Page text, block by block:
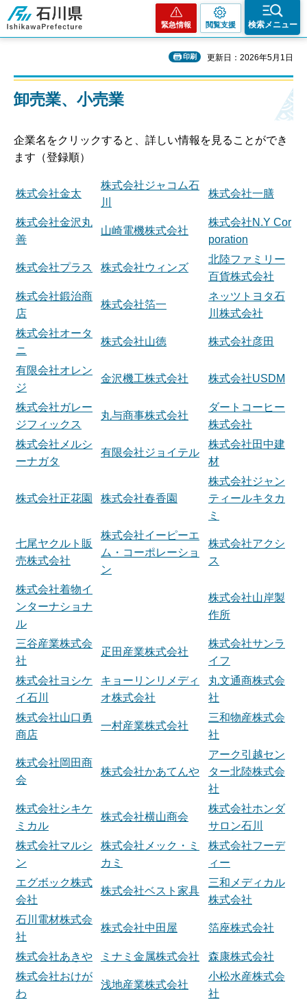
石川県
緊急情報 閲覧支援 検索メニュー
印刷 更新日：2026年5月1日
卸売業、小売業
企業名をクリックすると、詳しい情報を見ることができ
ます（登録順）
株式会社金太
株式会社ジャコム石
川
株式会社一膳
株式会社金沢丸
善
山崎電機株式会社
株式会社N.Y Cor
poration
株式会社プラス 株式会社ウィンズ
北陸ファミリー
百貨株式会社
株式会社鍛治商
店
株式会社箔一
ネッツトヨタ石
川株式会社
株式会社オータ
ニ
株式会社山徳 株式会社彦田
有限会社オレン
ジ
金沢機工株式会社 株式会社USDM
株式会社ガレー
ジフィックス
丸与商事株式会社
ダートコーヒー
株式会社
株式会社メルシ
ーナガタ
有限会社ジョイテル
株式会社田中建
材
株式会社正花園 株式会社春香園
株式会社ジャン
ティールキタカ
ミ
七尾ヤクルト販
売株式会社
株式会社イーピーエ
ム・コーポレーショ
ン
株式会社アクシ
ス
株式会社着物イ
ンターナショナ
ル
株式会社山岸製
作所
三谷産業株式会
社
疋田産業株式会社
株式会社サンラ
イフ
株式会社ヨシケ
イ石川
キョーリンリメディ
オ株式会社
丸文通商株式会
社
株式会社山口勇
商店
一村産業株式会社
三和物産株式会
社
株式会社岡田商
会
株式会社かあてんや
アーク引越セン
ター北陸株式会
社
株式会社シキケ
ミカル
株式会社横山商会
株式会社ホンダ
サロン石川
株式会社マルシ
ン
株式会社メック・ミ
カミ
株式会社フーデ
ィー
エグボック株式
会社
株式会社ベスト家具
三和メディカル
株式会社
石川電材株式会
社
株式会社中田屋 箔座株式会社
株式会社あきや ミナミ金属株式会社
森康株式会社
株式会社おけが
わ
浅地産業株式会社
小松水産株式会
社